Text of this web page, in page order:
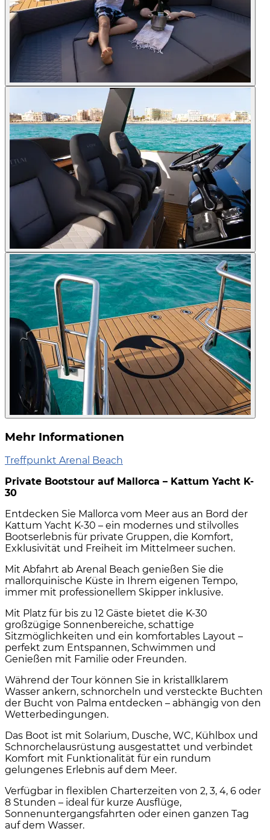
Mehr Informationen
Treffpunkt Arenal Beach
Private Bootstour auf Mallorca – Kattum Yacht K-
30
Entdecken Sie Mallorca vom Meer aus an Bord der
Kattum Yacht K-30 – ein modernes und stilvolles
Bootserlebnis für private Gruppen, die Komfort,
Exklusivität und Freiheit im Mittelmeer suchen.
Mit Abfahrt ab Arenal Beach genießen Sie die
mallorquinische Küste in Ihrem eigenen Tempo,
immer mit professionellem Skipper inklusive.
Mit Platz für bis zu 12 Gäste bietet die K-30
großzügige Sonnenbereiche, schattige
Sitzmöglichkeiten und ein komfortables Layout –
perfekt zum Entspannen, Schwimmen und
Genießen mit Familie oder Freunden.
Während der Tour können Sie in kristallklarem
Wasser ankern, schnorcheln und versteckte Buchten
der Bucht von Palma entdecken – abhängig von den
Wetterbedingungen.
Das Boot ist mit Solarium, Dusche, WC, Kühlbox und
Schnorchelausrüstung ausgestattet und verbindet
Komfort mit Funktionalität für ein rundum
gelungenes Erlebnis auf dem Meer.
Verfügbar in flexiblen Charterzeiten von 2, 3, 4, 6 oder
8 Stunden – ideal für kurze Ausflüge,
Sonnenuntergangsfahrten oder einen ganzen Tag
auf dem Wasser.